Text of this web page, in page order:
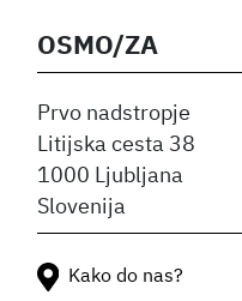
OSMO/ZA
Prvo nadstropje
Litijska cesta 38
1000 Ljubljana
Slovenija
Kako do nas?